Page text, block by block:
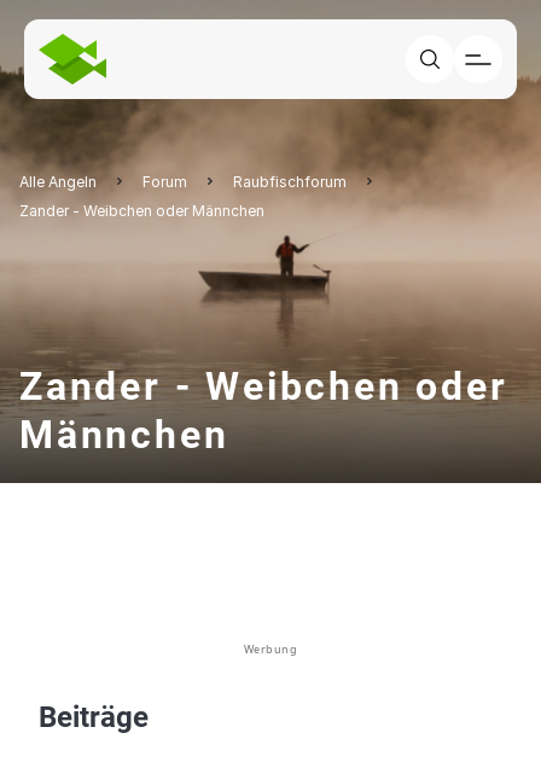
Alle Angeln Forum
Raubfischforum
Zander - Weibchen oder Männchen
Zander - Weibchen oder
Männchen
Werbung
Beiträge